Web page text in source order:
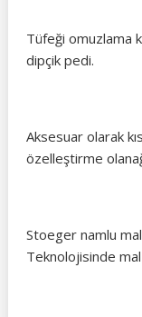
Tüfeği omuzlama
dipçik pedi.
Aksesuar olarak
özelleştirme
Stoeger namlu
Teknolojisinde